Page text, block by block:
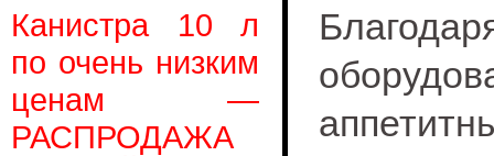
Канистра 10 л
по очень низким
ценам —
РАСПРОДАЖА